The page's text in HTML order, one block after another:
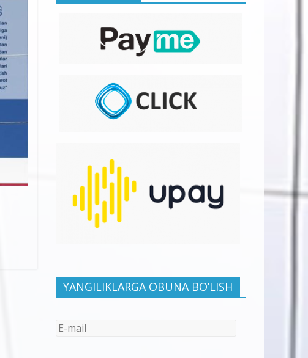
YANGILIKLARGA OBUNA BO’LISH